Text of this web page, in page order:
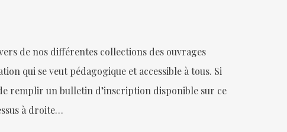
de nos différentes collections des ouvrages
qui se veut pédagogique et accessible à tous. Si
remplir un bulletin d’inscription disponible sur ce
à droite…